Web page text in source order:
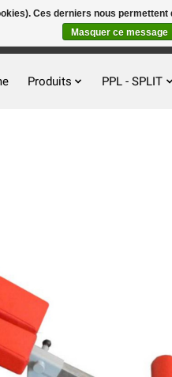
Produits PPL - SPLIT
Ces derniers nous
Masquer ce message